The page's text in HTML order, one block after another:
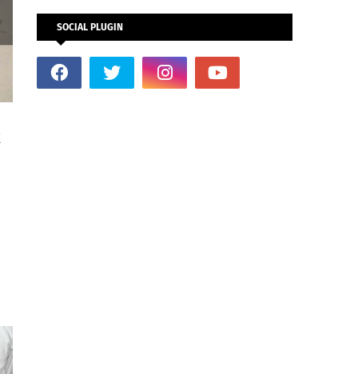
SOCIAL PLUGIN